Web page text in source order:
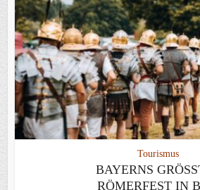
Tourismus
BAYERNS
ÖMERFEST IN